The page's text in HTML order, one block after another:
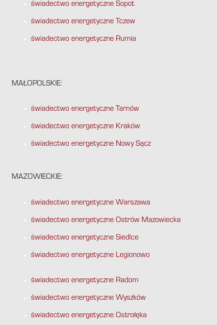
świadectwo energetyczne Sopot
świadectwo energetyczne Tczew
świadectwo energetyczne Rumia
MAŁOPOLSKIE:
świadectwo energetyczne Tarnów
świadectwo energetyczne Kraków
świadectwo energetyczne Nowy Sącz
MAZOWIECKIE:
świadectwo energetyczne Warszawa
świadectwo energetyczne Ostrów Mazowiecka
świadectwo energetyczne Siedlce
świadectwo energetyczne Legionowo
świadectwo energetyczne Radom
świadectwo energetyczne Wyszków
świadectwo energetyczne Ostrołęka